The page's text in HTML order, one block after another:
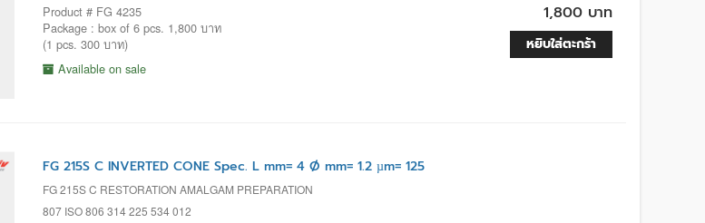
Product # FG 4235
Package : box of 6 pcs. 1,800 บาท
(1 pcs. 300 บาท)
Available on sale
1,800 บาท
หยิบใส่ตะกร้า
FG 215S C INVERTED CONE Spec. L mm= 4 Ø mm= 1.2 µm= 125
FG 215S C RESTORATION AMALGAM PREPARATION
807 ISO 806 314 225 534 012